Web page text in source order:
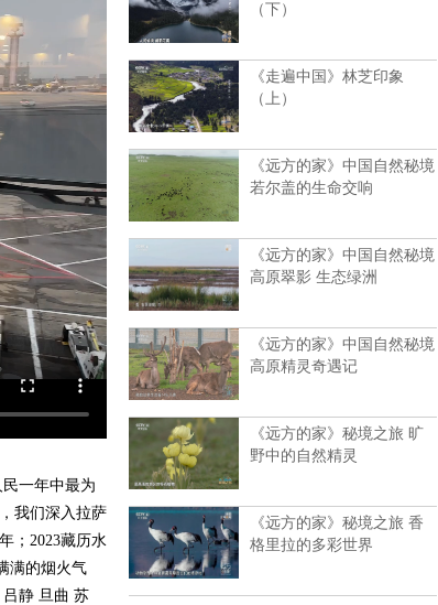
一年中最为
我们深入拉萨
；2023藏历水
满的烟火气
静 旦曲 苏
（下）
《走遍中国》林芝印象
（上）
《远方的家》中国自然秘境
若尔盖的生命交响
《远方的家》中国自然秘境
高原翠影 生态绿洲
《远方的家》中国自然秘境
高原精灵奇遇记
《远方的家》秘境之旅 旷
野中的自然精灵
《远方的家》秘境之旅 香
格里拉的多彩世界